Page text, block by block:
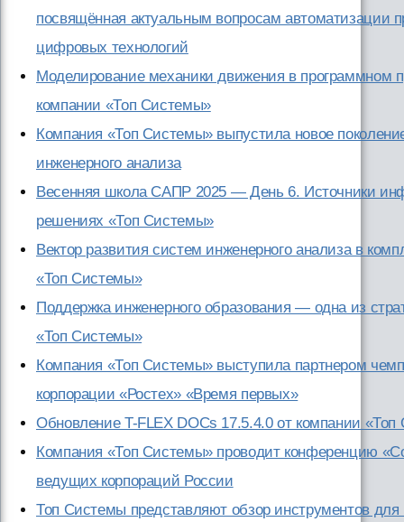
посвящённая актуальным вопросам автоматизации
цифровых технологий
Моделирование механики движения в программном
компании «Топ Системы»
Компания «Топ Системы» выпустила новое
инженерного анализа
Весенняя школа САПР 2025 — День 6. Источники
решениях «Топ Системы»
Вектор развития систем инженерного анализа в
«Топ Системы»
Поддержка инженерного образования — одна из
«Топ Системы»
Компания «Топ Системы» выступила партнером
корпорации «Ростех» «Время первых»
Обновление T-FLEX DOCs 17.5.4.0 от компании
Компания «Топ Системы» проводит конференцию
ведущих корпораций России
Топ Системы представляют обзор инструментов для